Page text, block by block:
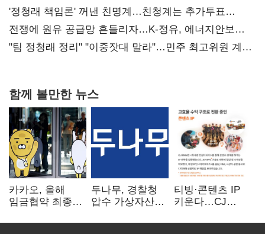
'정청래 책임론' 꺼낸 친명계…친청계는 추가투표
때리기
전쟁에 원유 공급망 흔들리자…K-정유, 에너지안보
핵심으로 재부상
"팀 정청래 정리" "이중잣대 말라"…민주 최고위원 계파
함께 볼만한 뉴스
카카오, 올해
임금협약 최종
인상·격려금
두나무, 경찰청
압수 가상자산
커스터디 사업
티빙·콘텐츠 IP
키운다…CJ
글로벌 확장 가속